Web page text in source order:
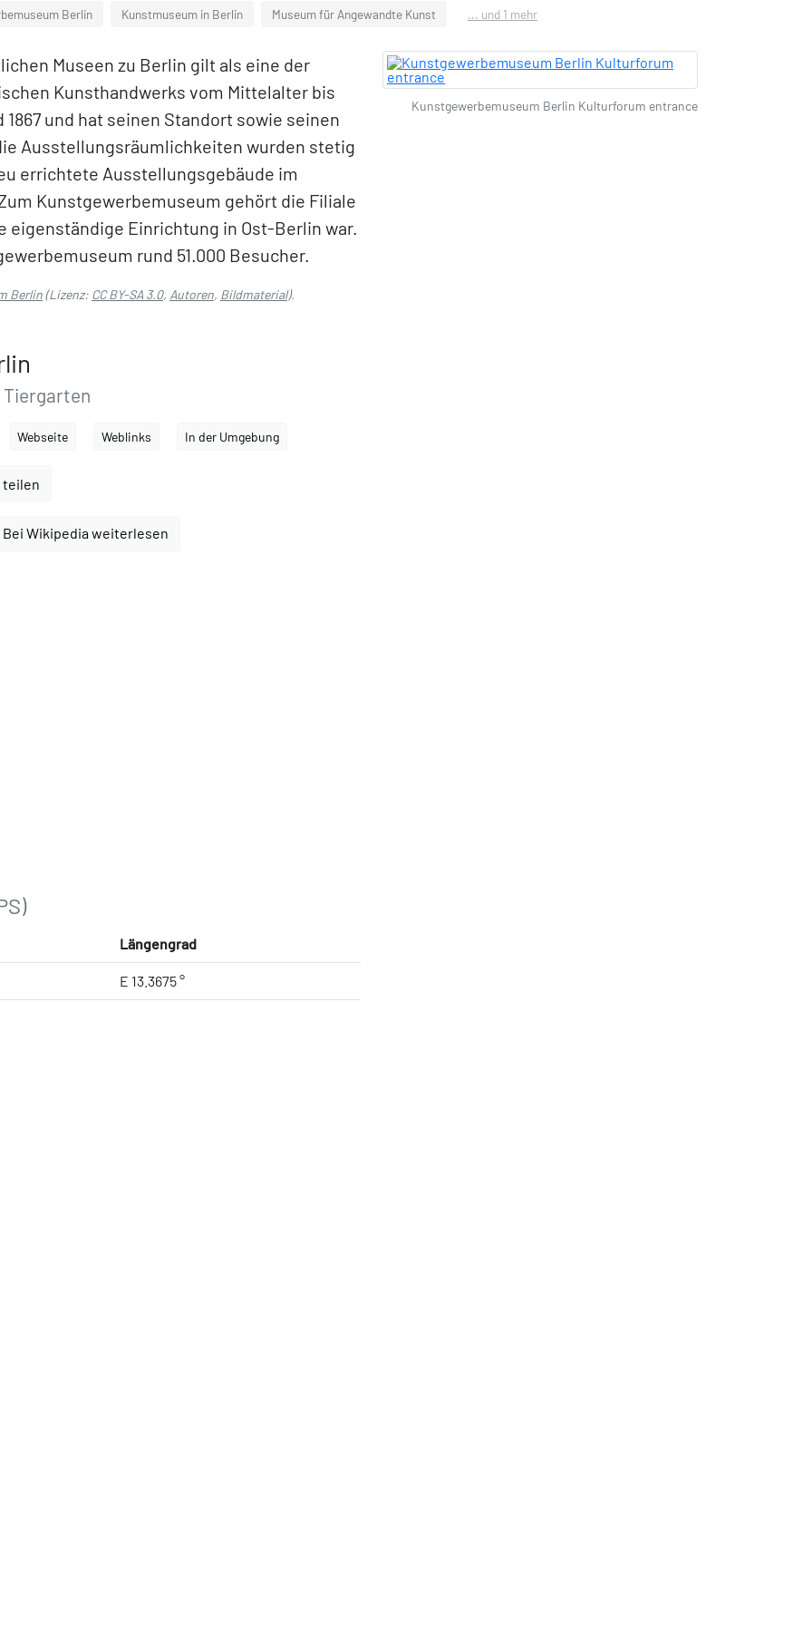
Berlin Kunstmuseum in Berlin Museum für Angewandte Kunst ... und 1 mehr
Museen zu Berlin gilt als eine der
Kunsthandwerks vom Mittelalter bis
und hat seinen Standort sowie seinen
Ausstellungsräumlichkeiten wurden stetig
errichtete Ausstellungsgebäude im
Kunstgewerbemuseum gehört die Filiale
eigenständige Einrichtung in Ost-Berlin war.
rund 51.000 Besucher.
Berlin(Lizenz: CC BY-SA 3.0, Autoren, Bildmaterial).
Webseite Weblinks In der Umgebung
teilen
Bei Wikipedia weiterlesen
Längengrad
E 13.3675 °
Kunstgewerbemuseum Berlin Kulturforum entrance